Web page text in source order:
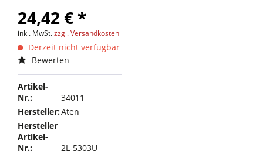
24,42 € *
inkl. MwSt.zzgl. Versandkosten
Derzeit nicht verfügbar
Bewerten
Artikel-
Nr.:
34011
Hersteller:Aten
Hersteller
Artikel-
Nr.:
2L-5303U